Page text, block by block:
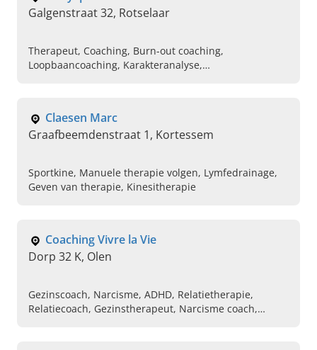
Galgenstraat 32, Rotselaar
Therapeut, Coaching, Burn-out coaching,
Loopbaancoaching, Karakteranalyse,
Claesen Marc
Graafbeemdenstraat 1, Kortessem
Sportkine, Manuele therapie volgen, Lymfedrainage,
Geven van therapie, Kinesitherapie
Coaching Vivre la Vie
Dorp 32 K, Olen
Gezinscoach, Narcisme, ADHD, Relatietherapie,
Relatiecoach, Gezinstherapeut, Narcisme coach,